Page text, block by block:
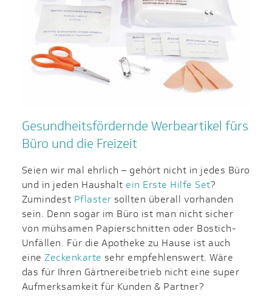
Gesundheitsfördernde Werbeartikel fürs
Büro und die Freizeit
Seien wir mal ehrlich – gehört nicht in jedes Büro
und in jeden Haushalt ein Erste Hilfe Set?
Zumindest Pflaster sollten überall vorhanden
sein. Denn sogar im Büro ist man nicht sicher
von mühsamen Papierschnitten oder Bostich-
Unfällen. Für die Apotheke zu Hause ist auch
eineZeckenkarte sehr empfehlenswert. Wäre
das für Ihren Gärtnereibetrieb nicht eine super
Aufmerksamkeit für Kunden & Partner?